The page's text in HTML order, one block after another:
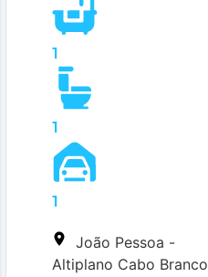
1
1
1
João Pessoa -
Altiplano Cabo Branco